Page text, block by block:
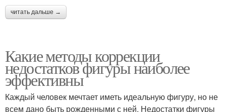
читать дальше →
Какие методы коррекции
недостатков фигуры наиболее
эффективны
Каждый человек мечтает иметь идеальную фигуру, но не
всем дано быть рожденными с ней. Недостатки фигуры